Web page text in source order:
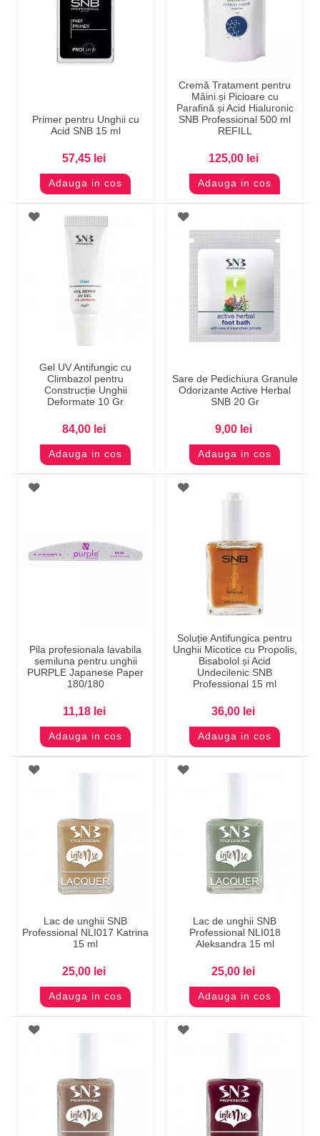
Primer pentru Unghii cu
Acid SNB 15 ml
57,45 lei
Adauga in cos
Cremă Tratament pentru
Mâini și Picioare cu
Parafină și Acid Hialuronic
SNB Professional 500 ml
REFILL
125,00 lei
Adauga in cos
Gel UV Antifungic cu
Climbazol pentru
Construcție Unghii
Deformate 10 Gr
84,00 lei
Adauga in cos
Sare de Pedichiura Granule
Odorizante Active Herbal
SNB 20 Gr
9,00 lei
Adauga in cos
Pila profesionala lavabila
semiluna pentru unghii
PURPLE Japanese Paper
180/180
11,18 lei
Adauga in cos
Soluție Antifungica pentru
Unghii Micotice cu Propolis,
Bisabolol și Acid
Undecilenic SNB
Professional 15 ml
36,00 lei
Adauga in cos
Lac de unghii SNB
Professional NLI017 Katrina
15 ml
25,00 lei
Adauga in cos
Lac de unghii SNB
Professional NLI018
Aleksandra 15 ml
25,00 lei
Adauga in cos